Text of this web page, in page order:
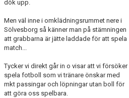
dök upp.
Men väl inne i omklädningsrummet nere i
Sölvesborg så känner man på stämningen
att grabbarna är jätte laddade för att spela
match...
Tycker vi direkt går in o visar att vi försöker
spela fotboll som vi tränare önskar med
mkt passingar och löpningar utan boll för
att göra oss spelbara.